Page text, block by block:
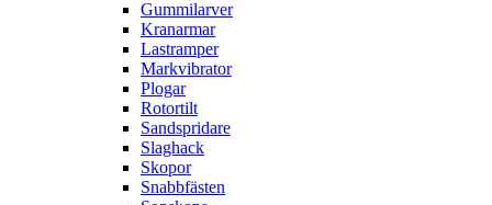
Gummilarver
Kranarmar
Lastramper
Markvibrator
Plogar
Rotortilt
Sandspridare
Slaghack
Skopor
Snabbfästen